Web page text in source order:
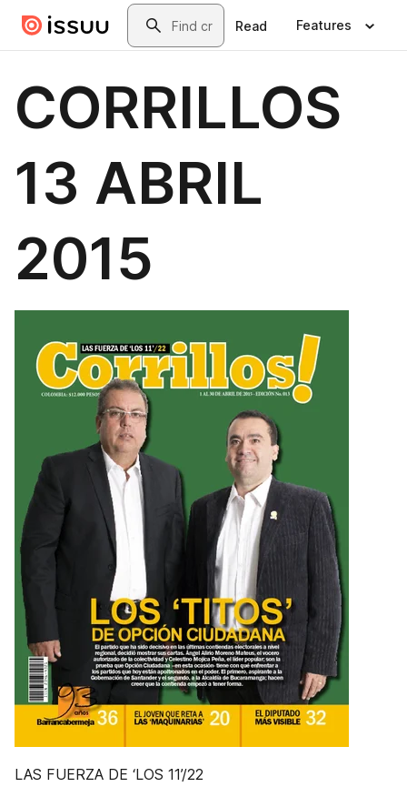
Skip to main contentSearch
Read Features
CORRILLOS
13 ABRIL
2015
LAS FUERZA DE ‘LOS 11’/22